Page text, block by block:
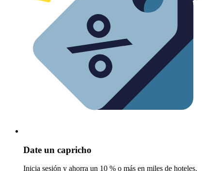
Date un capricho
Inicia sesión y ahorra un 10 % o más en miles de hoteles.